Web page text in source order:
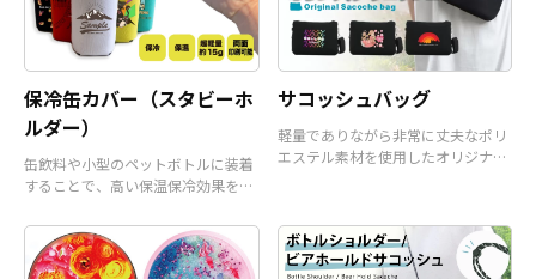
保冷缶カバー（スタビーホ
ルダー）
缶飲料や小型のペットボトルに装着
することで、高い保温保冷効果を発
サコッシュバッグ
軽量でありながら非常に丈夫なポリ
エステル素材を使用したオリジナル